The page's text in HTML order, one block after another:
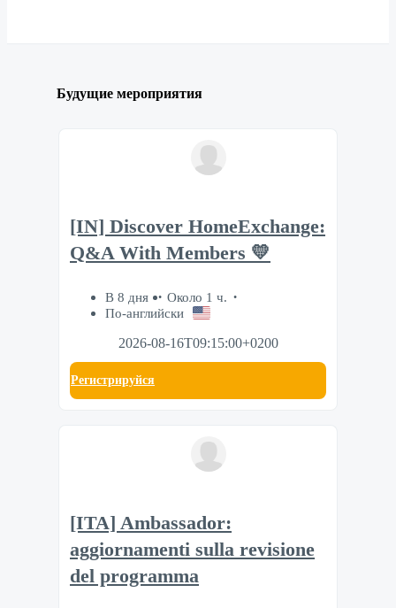
Будущие мероприятия
[IN] Discover HomeExchange:
Q&A With Members 💛
В 8 дня
Около 1 ч.
По-английски
2026-08-16T09:15:00+0200
Регистрируйся
[ITA] Ambassador:
aggiornamenti sulla revisione
del programma